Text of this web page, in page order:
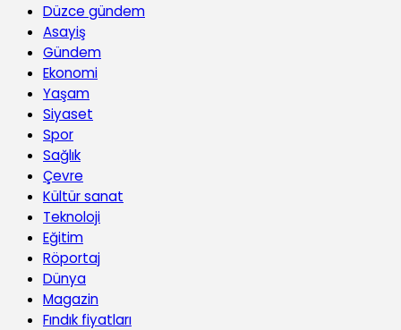
Düzce gündem
Asayiş
Gündem
Ekonomi
Yaşam
Siyaset
Spor
Sağlık
Çevre
Kültür sanat
Teknoloji
Eğitim
Röportaj
Dünya
Magazin
Fındık fiyatları